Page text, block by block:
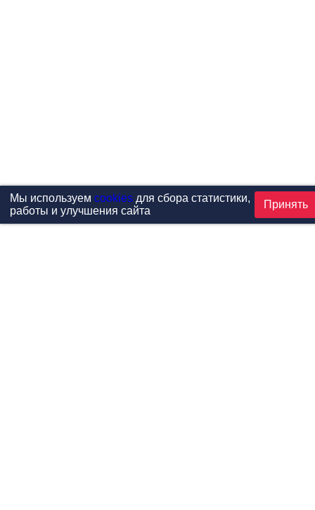
Мы используем cookiesдля сбора статистики,
работы и улучшения сайта
Принять